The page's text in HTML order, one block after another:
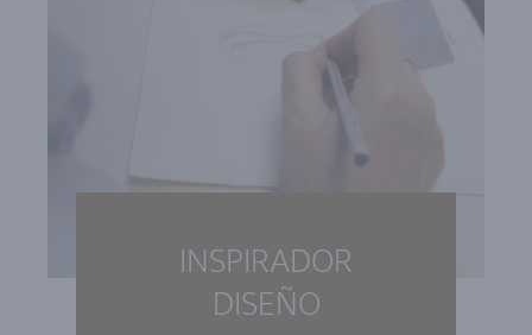
INSPIRADOR
DISEÑO